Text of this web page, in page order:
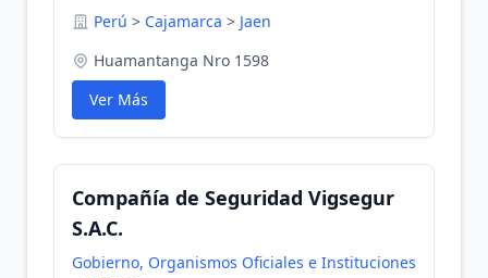
Perú > Cajamarca > Jaen
Huamantanga Nro 1598
Ver Más
Compañía de Seguridad Vigsegur
S.A.C.
Gobierno, Organismos Oficiales e Instituciones